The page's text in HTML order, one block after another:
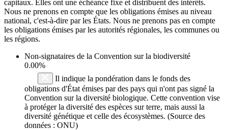
capitaux. Elles ont une échéance fixe et distribuent des intérêts.
Nous ne prenons en compte que les obligations émises au niveau
national, c'est-à-dire par les États. Nous ne prenons pas en compte
les obligations émises par les autorités régionales, les communes ou
les régions.
Non-signataires de la Convention sur la biodiversité
0.00%
Il indique la pondération dans le fonds des
obligations d'État émises par des pays qui n'ont pas signé la
Convention sur la diversité biologique. Cette convention vise
à protéger la diversité des espèces sur terre, mais aussi la
diversité génétique et celle des écosystèmes. (Source des
données : ONU)